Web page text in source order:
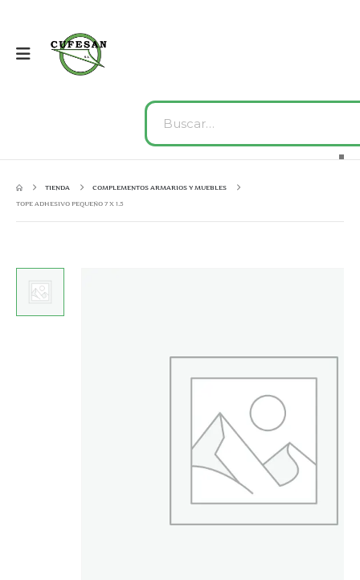
TIENDA
COMPLEMENTOS ARMARIOS Y MUEBLES
TOPE ADHESIVO PEQUEÑO 7 X 1.5